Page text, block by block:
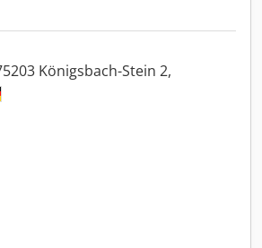
Königsbach-Stein 2,